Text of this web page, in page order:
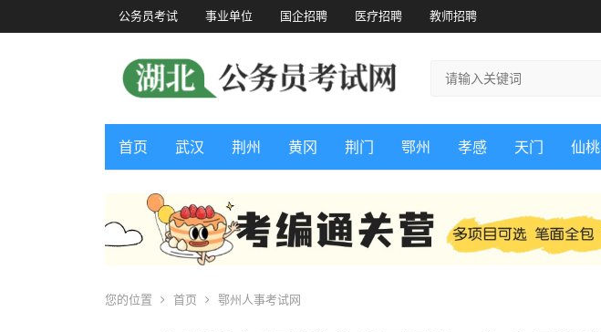
公务员考试 事业单位 国企招聘 医疗招聘 教师招聘
首页 武汉 荆州 黄冈 荆门 鄂州 孝感 天门 仙桃
您的位置 首页 鄂州人事考试网